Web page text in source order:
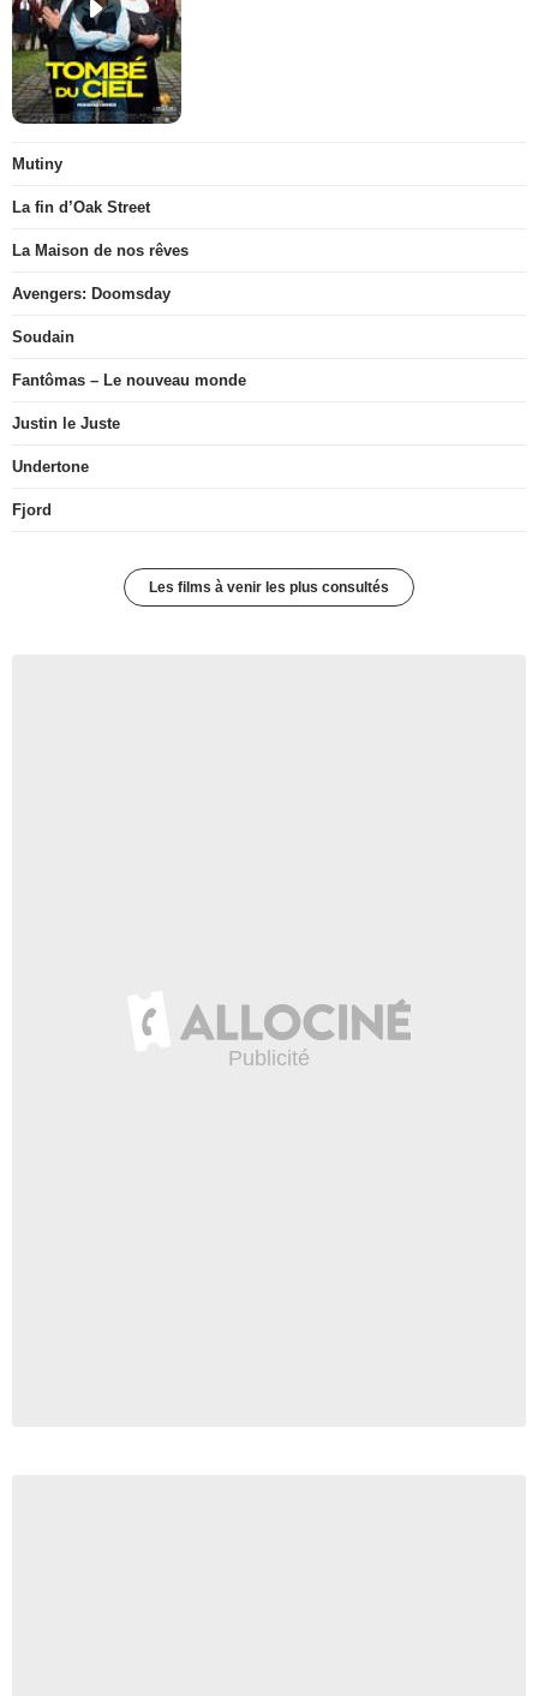
Mutiny
La fin d’Oak Street
La Maison de nos rêves
Avengers: Doomsday
Soudain
Fantômas – Le nouveau monde
Justin le Juste
Undertone
Fjord
Les films à venir les plus consultés